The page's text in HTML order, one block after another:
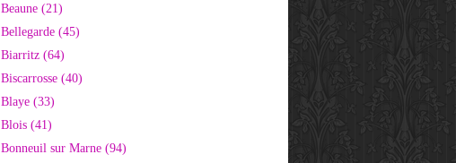
Beaune (21)
Bellegarde (45)
Biarritz (64)
Biscarrosse (40)
Blaye (33)
Blois (41)
Bonneuil sur Marne (94)